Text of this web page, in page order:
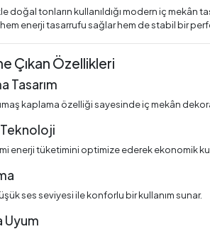
tonların kullanıldığı modern iç mekân
enerji tasarrufu sağlar hem de stabil bir
Çıkan Özellikleri
Tasarım
kaplama özelliği sayesinde iç mekân
enerji tüketimini optimize ederek ekonomik
ses seviyesi ile konforlu bir kullanım sunar.
Uyum